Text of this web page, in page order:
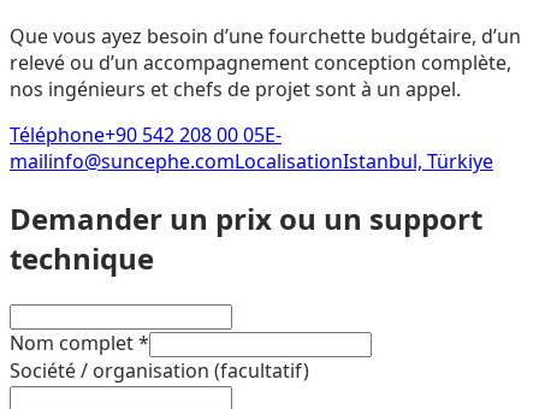
Que vous ayez besoin d’une fourchette budgétaire, d’un
relevé ou d’un accompagnement conception complète,
nos ingénieurs et chefs de projet sont à un appel.
Téléphone+90 542 208 00 05E-
mailinfo@suncephe.comLocalisationIstanbul, Türkiye
Demander un prix ou un support
technique
Nom complet*
Société / organisation (facultatif)